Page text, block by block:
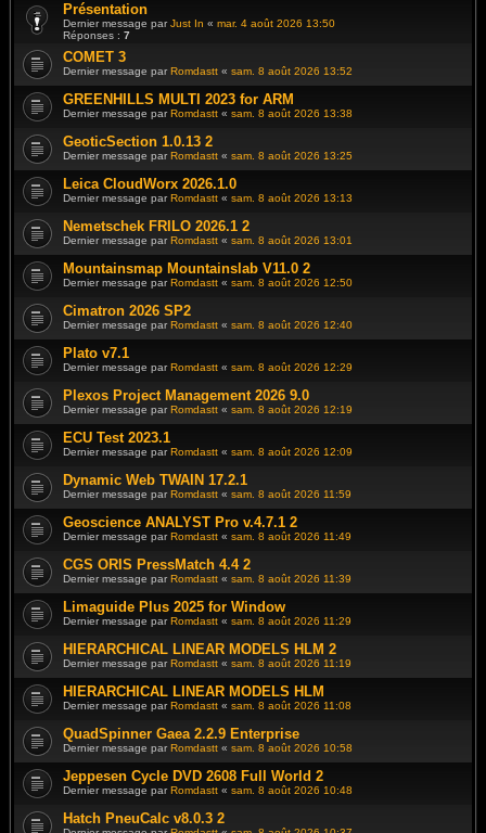
Présentation
Dernier message parJust In « mar. 4 août 2026 13:50
Réponses : 7
COMET 3
Dernier message parRomdastt « sam. 8 août 2026 13:52
GREENHILLS MULTI 2023 for ARM
Dernier message parRomdastt « sam. 8 août 2026 13:38
GeoticSection 1.0.13 2
Dernier message parRomdastt « sam. 8 août 2026 13:25
Leica CloudWorx 2026.1.0
Dernier message parRomdastt « sam. 8 août 2026 13:13
Nemetschek FRILO 2026.1 2
Dernier message parRomdastt « sam. 8 août 2026 13:01
Mountainsmap Mountainslab V11.0 2
Dernier message parRomdastt « sam. 8 août 2026 12:50
Cimatron 2026 SP2
Dernier message parRomdastt « sam. 8 août 2026 12:40
Plato v7.1
Dernier message parRomdastt « sam. 8 août 2026 12:29
Plexos Project Management 2026 9.0
Dernier message parRomdastt « sam. 8 août 2026 12:19
ECU Test 2023.1
Dernier message parRomdastt « sam. 8 août 2026 12:09
Dynamic Web TWAIN 17.2.1
Dernier message parRomdastt « sam. 8 août 2026 11:59
Geoscience ANALYST Pro v.4.7.1 2
Dernier message parRomdastt « sam. 8 août 2026 11:49
CGS ORIS PressMatch 4.4 2
Dernier message parRomdastt « sam. 8 août 2026 11:39
Limaguide Plus 2025 for Window
Dernier message parRomdastt « sam. 8 août 2026 11:29
HIERARCHICAL LINEAR MODELS HLM 2
Dernier message parRomdastt « sam. 8 août 2026 11:19
HIERARCHICAL LINEAR MODELS HLM
Dernier message parRomdastt « sam. 8 août 2026 11:08
QuadSpinner Gaea 2.2.9 Enterprise
Dernier message parRomdastt « sam. 8 août 2026 10:58
Jeppesen Cycle DVD 2608 Full World 2
Dernier message parRomdastt « sam. 8 août 2026 10:48
Hatch PneuCalc v8.0.3 2